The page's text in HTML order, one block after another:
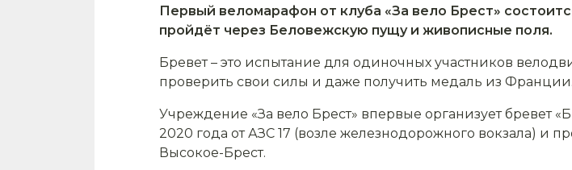
Первый веломарафон от клуба «За вело Брест»
пройдёт через Беловежскую пущу и живописные поля.
Бревет – это испытание для одиночных участников
проверить свои силы и даже получить медаль из Франции.
Учреждение «За вело Брест» впервые организует бревет
2020 года от АЗС 17 (возле железнодорожного вокзала) и
Высокое-Брест.